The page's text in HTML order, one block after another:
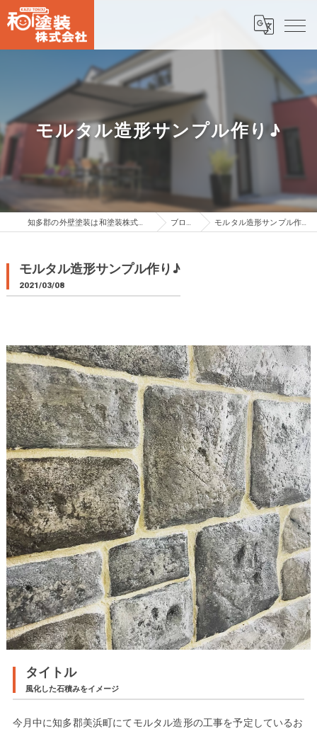
モルタル造形サンプル作り♪
知多郡の外壁塗装は和塗装株式会社 ブログ モルタル造形サンプル作り♪
モルタル造形サンプル作り♪
2021/03/08
タイトル
風化した石積みをイメージ
今月中に知多郡美浜町にてモルタル造形の工事を予定しているお